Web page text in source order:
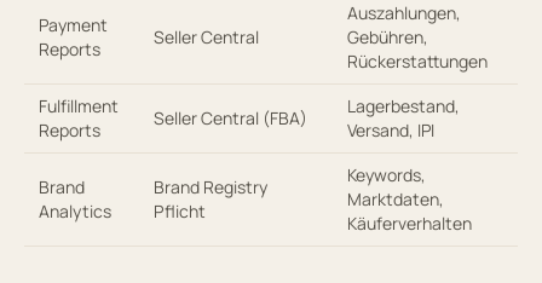
Payment
Reports
Seller Central
Auszahlungen,
Gebühren,
Rückerstattungen
Fulfillment
Reports
Seller Central (FBA)
Lagerbestand,
Versand, IPI
Brand
Analytics
Brand Registry
Pflicht
Keywords,
Marktdaten,
Käuferverhalten